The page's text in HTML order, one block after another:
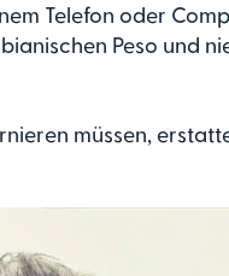
Telefon oder
Peso und
müssen,